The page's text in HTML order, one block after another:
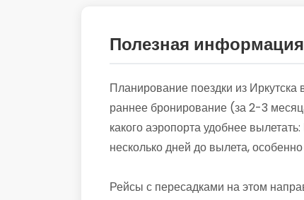
Полезная информация
Планирование поездки из
раннее бронирование (за 2-3
какого аэропорта удобнее
несколько дней до вылета,
Рейсы с пересадками на этом